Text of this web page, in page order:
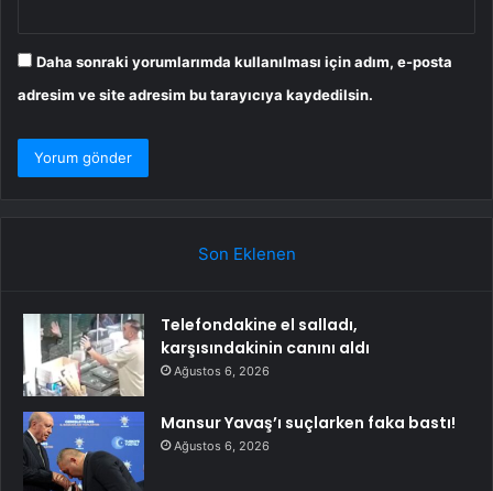
Daha sonraki yorumlarımda kullanılması için adım, e-posta
adresim ve site adresim bu tarayıcıya kaydedilsin.
Son Eklenen
Telefondakine el salladı,
karşısındakinin canını aldı
Ağustos 6, 2026
Mansur Yavaş’ı suçlarken faka bastı!
Ağustos 6, 2026